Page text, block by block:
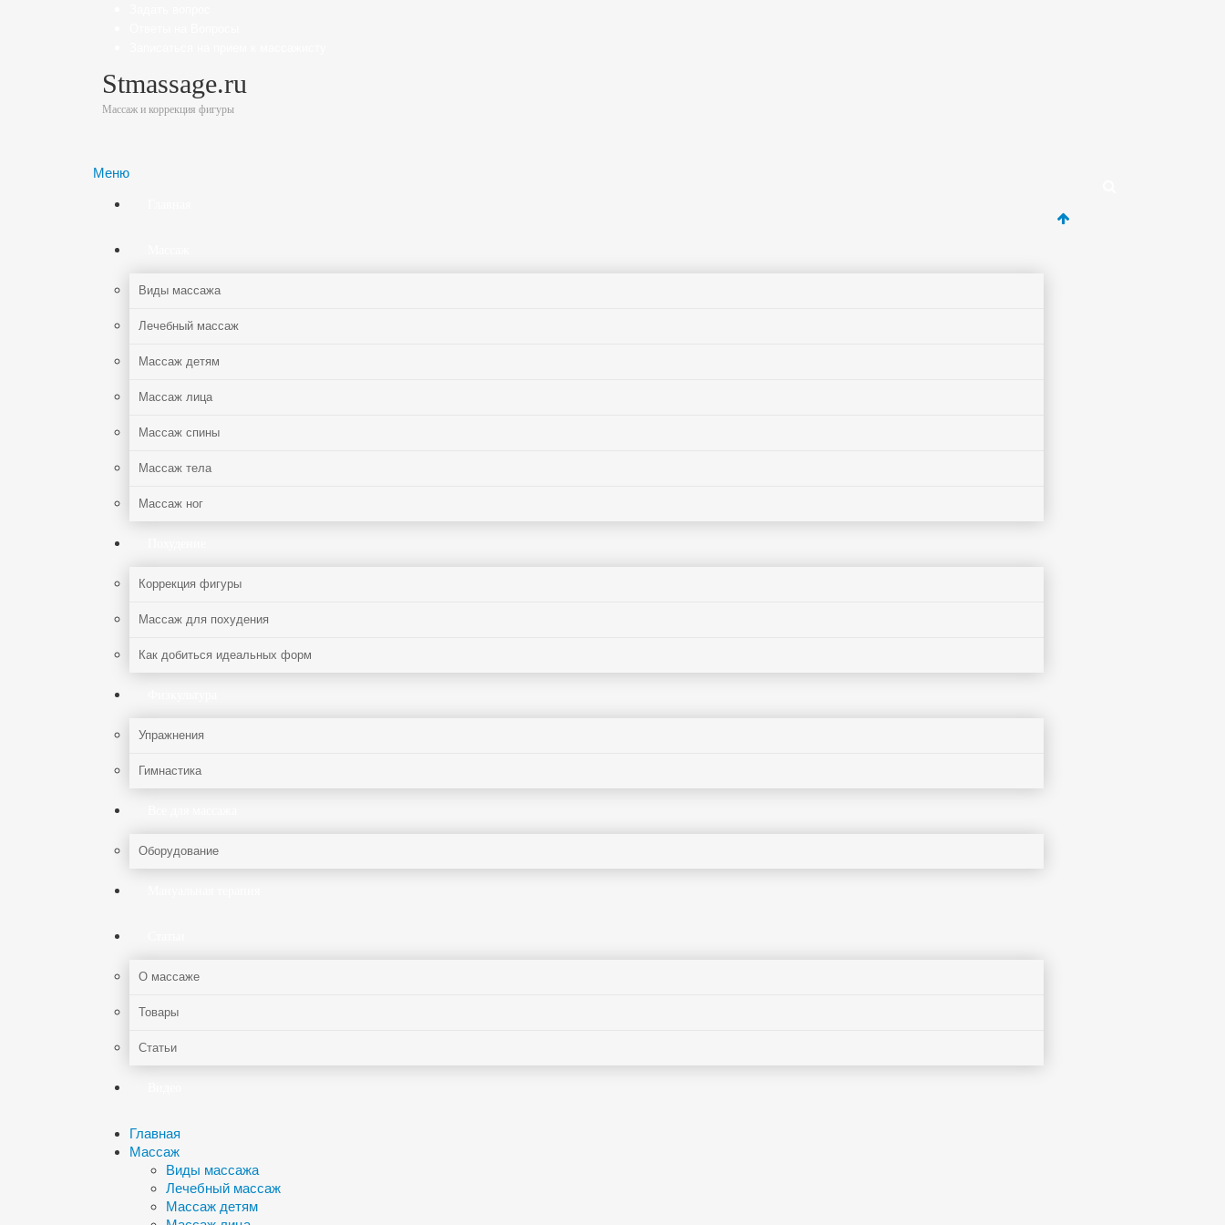
Stmassage.ru
Массаж и коррекция фигуры
Меню
Виды массажа
Лечебный массаж
Массаж детям
Массаж лица
Массаж спины
Массаж тела
Массаж ног
Коррекция фигуры
Массаж для похудения
Как добиться идеальных форм
Упражнения
Гимнастика
Оборудование
О массаже
Товары
Статьи
Главная
Массаж
Виды массажа
Лечебный массаж
Массаж детям